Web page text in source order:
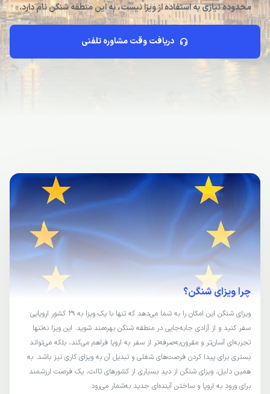
محدوده نیازی به استفاده از ویزا نیست، به این منطقه شنگن نام دارد.
دریافت وقت مشاوره تلفنی
چرا ویزای شنگن؟
ویزای شنگن این امکان را به شما می‌دهد که تنها با یک ویزا به 29 کشور اروپایی
سفر کنید و از آزادی جابه‌جایی در منطقه شنگن بهره‌مند شوید. این ویزا نه‌تنها
تجربه‌ای آسان‌تر و مقرون‌به‌صرفه‌تر از سفر به اروپا فراهم می‌کند، بلکه می‌تواند
بستری برای پیدا کردن فرصت‌های شغلی و تبدیل آن به ویزای کاری نیز باشد. به
همین دلیل، ویزای شنگن از دید بسیاری از کشورهای ثالث، یک فرصت ارزشمند
برای ورود به اروپا و ساختن آینده‌ای جدید به‌شمار می‌رود.